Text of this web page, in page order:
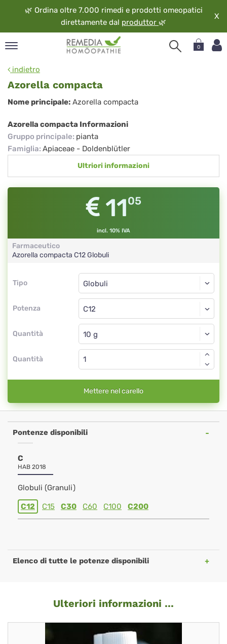
🌿 Ordina oltre 7.000 rimedi e prodotti omeopatici
direttamente dal produttor 🌿
X
0
indietro
Azorella compacta
Azorella
compacta
Nome principale: Azorella compacta
Azorella compacta Informazioni
Gruppo principale: pianta
Famiglia: Apiaceae - Doldenblütler
Ultriori informazioni
1105
incl. 10% IVA
Farmaceutico
Azorella compacta C12Globuli
Tipo
Tipo
Potenza
Globuli
C12
Quantità
Globuli
Quantità
Mettere nel carello
Pontenze disponibili
C
HAB 2018
Globuli (Granuli)
C12 C15 C30 C60 C100 C200
Elenco di tutte le potenze disponibili
Ulteriori informazioni ...